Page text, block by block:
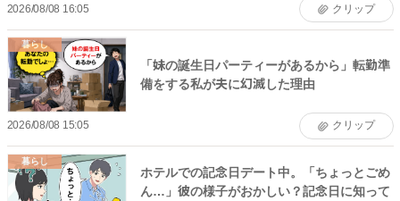
2026/08/08 16:05 クリップ
暮らし
「妹の誕生日パーティーがあるから」転勤準
備をする私が夫に幻滅した理由
2026/08/08 15:05 クリップ
暮らし
ホテルでの記念日デート中。「ちょっとごめ
ん…」彼の様子がおかしい？記念日に知って